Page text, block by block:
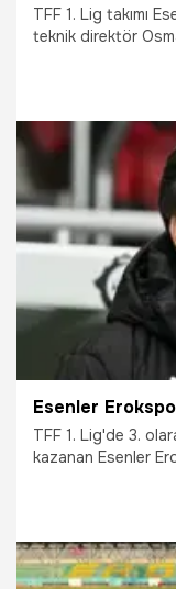
TFF 1. Lig takımı
teknik direktör
23.05.2026
TFF 1. Lig'de 3.
kazanan Esenler